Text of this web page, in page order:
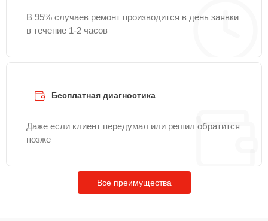
В 95% случаев ремонт производится в день заявки
в течение 1-2 часов
Бесплатная диагностика
Даже если клиент передумал или решил обратится
позже
Все преимущества